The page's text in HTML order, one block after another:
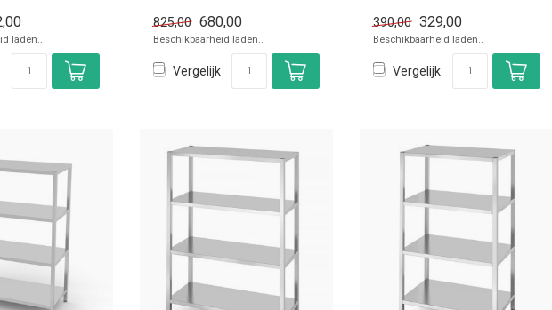
laden..
825,00 680,00
Beschikbaarheid laden..
Vergelijk
390,00 329,00
Beschikbaarheid laden..
Vergelijk